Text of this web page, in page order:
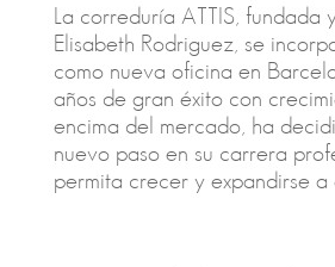
La correduría ATTIS, fundada
Elisabeth Rodriguez, se
como nueva oficina en
años de gran éxito con
encima del mercado, ha
nuevo paso en su carrera
permita crecer y expandirse a